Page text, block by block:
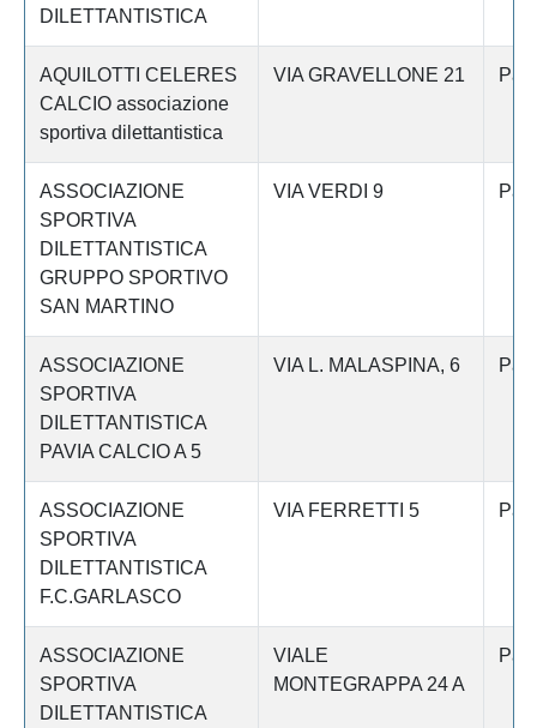
DILETTANTISTICA
AQUILOTTI CELERES
CALCIO associazione
sportiva dilettantistica
VIA GRAVELLONE 21
ASSOCIAZIONE
SPORTIVA
DILETTANTISTICA
GRUPPO SPORTIVO
SAN MARTINO
VIA VERDI 9
ASSOCIAZIONE
SPORTIVA
DILETTANTISTICA
PAVIA CALCIO A 5
VIA L. MALASPINA, 6
ASSOCIAZIONE
SPORTIVA
DILETTANTISTICA
F.C.GARLASCO
VIA FERRETTI 5
ASSOCIAZIONE
SPORTIVA
DILETTANTISTICA
VIALE
MONTEGRAPPA 24 A